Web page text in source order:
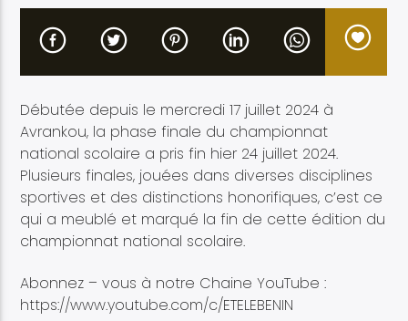
Etele en direct
Débutée depuis le mercredi 17 juillet 2024 à
Avrankou, la phase finale du championnat
national scolaire a pris fin hier 24 juillet 2024.
Plusieurs finales, jouées dans diverses disciplines
sportives et des distinctions honorifiques, c’est ce
qui a meublé et marqué la fin de cette édition du
championnat national scolaire.
Abonnez – vous à notre Chaine YouTube :
https://www.youtube.com/c/ETELEBENIN